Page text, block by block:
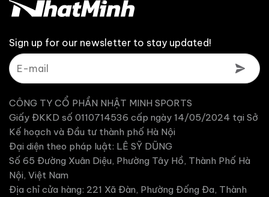
Sign up for our newsletter to stay updated!
CÔNG TY CỔ PHẦN NHẬT MINH SPORTS
Giấy ĐKKD số 0110714536 cấp ngày 14/05/2024 tại Sở
Kế hoạch và Đầu tư thành phố Hà Nội
Đại diện theo pháp luật: LÊ SỸ DŨNG
Số 65 Đường Xuân Diệu, Phường Tây Hồ, Thành Phố Hà
Nội, Việt Nam
Địa chỉ cửa hàng: 221 Xã Đàn, Phường Đống Đa, Thành